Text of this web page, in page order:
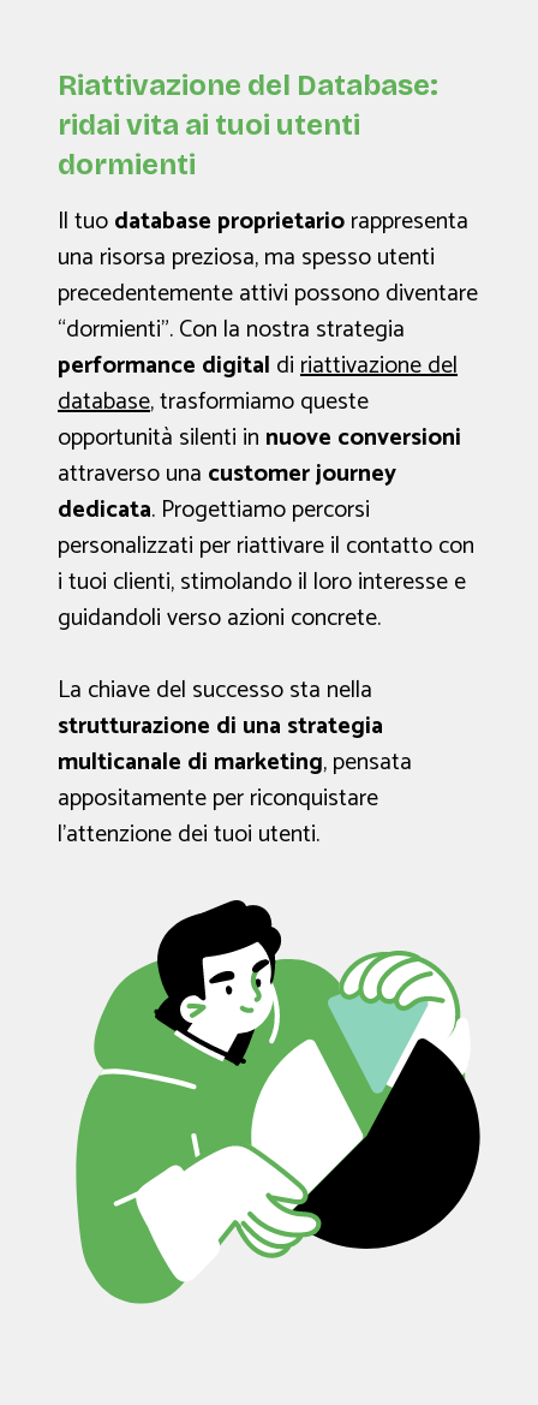
Riattivazione del Database:
ridai vita ai tuoi utenti
dormienti
Il tuodatabase proprietariorappresenta
una risorsa preziosa, ma spesso utenti
precedentemente attivi possono diventare
“dormienti". Con la nostra strategia
performance digital diriattivazione del
database, trasformiamo queste
opportunità silenti in nuove conversioni
attraverso una customer journey
dedicata. Progettiamo percorsi
personalizzati per riattivare il contatto con
i tuoi clienti, stimolando il loro interesse e
guidandoli verso azioni concrete.
La chiave del successo sta nella
strutturazione di una strategia
multicanale di marketing, pensata
appositamente per riconquistare
l'attenzione dei tuoi utenti.